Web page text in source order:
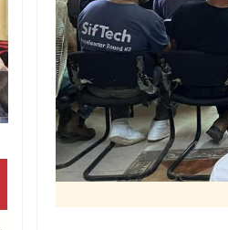
وقفة بغزة للمطالبة بتمكين